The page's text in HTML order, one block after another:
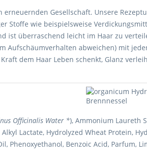
Gesellschaft. Unsere
Stoffe wie beispielsweise
ist überraschend leicht im Haar zu
Aufschäumverhalten abweichen) mit
dem Haar Leben schenkt, Glanz
Officinalis Water *), Ammonium Laureth
Lactate, Hydrolyzed Wheat Protein,
Phenoxyethanol, Benzoic Acid, Parfum,